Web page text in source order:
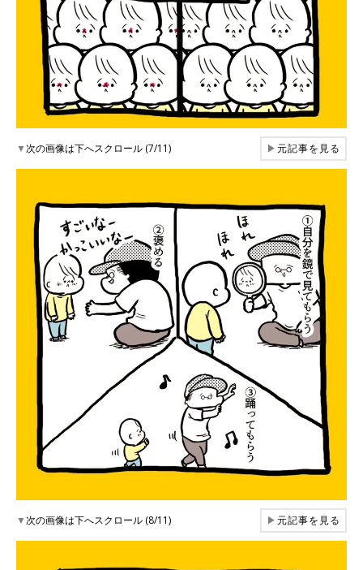
▼次の画像は下へスクロール (7/11) ▶元記事を見る
▼次の画像は下へスクロール (8/11) ▶元記事を見る